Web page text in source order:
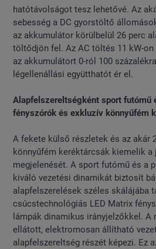
hatótávolságot tesz lehetővé. Az
sebesség a DC gyorstöltő
az akkumulátor körülbelül 26 perc
töltődjön fel. Az AC töltés 11 kW-
az akkumulátort 0-ról 100
légellenállási együtthatót ér el.
Alapfelszereltségként sport futómű
fényszórók és exkluzív könnyűfém
A fekete külső részletek és az akár
könnyűfém keréktárcsák kiemelik a
megjelenését. A sport futómű és a
kiváló vezetési dinamikát biztosít
alapfelszerelések széles skálájába
csúcstechnológiás LED Matrix
lámpák dinamikus irányjelzőkkel. A
ellátott, elektromosan állítható
alapfelszereltség részét képezi. Ez